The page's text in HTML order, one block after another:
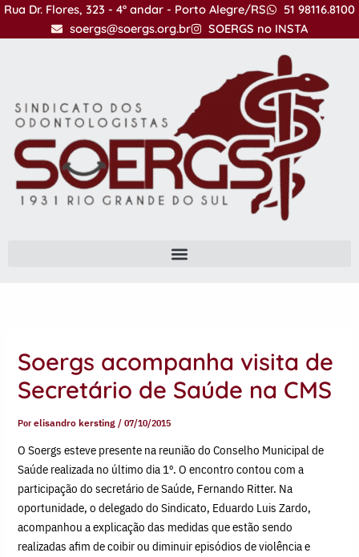
IrRua Dr. Flores, 323 - 4º andar - Porto Alegre/RS
51 98116.8100
soergs@soergs.org.br
SOERGS no INSTA
Soergs acompanha visita de
Secretário de Saúde na CMS
Porelisandro kersting /07/10/2015
O Soergs esteve presente na reunião do Conselho Municipal de
Saúde realizada no último dia 1º. O encontro contou com a
participação do secretário de Saúde, Fernando Ritter. Na
oportunidade, o delegado do Sindicato, Eduardo Luis Zardo,
acompanhou a explicação das medidas que estão sendo
realizadas afim de coibir ou diminuir episódios de violência e